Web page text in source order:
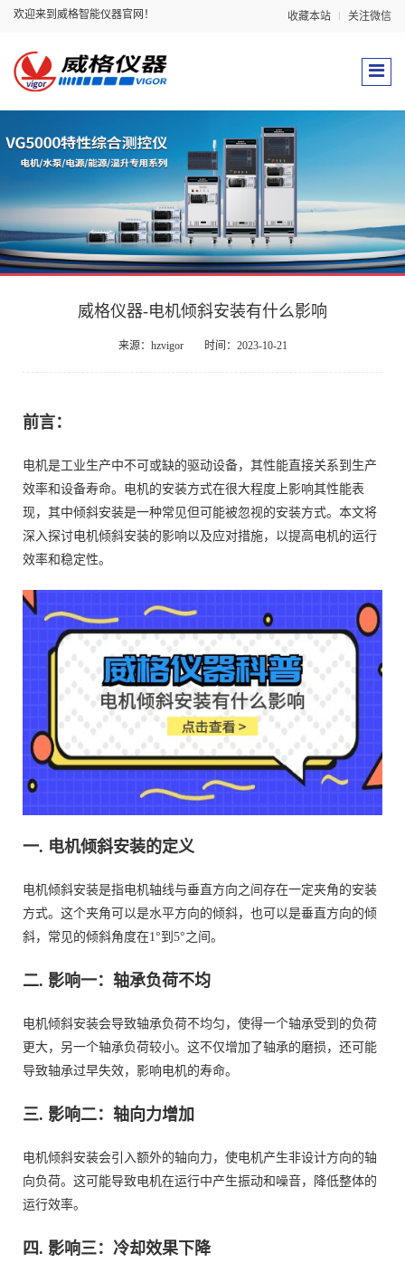
欢迎来到威格智能仪器官网！ 收藏本站 关注微信
威格仪器-电机倾斜安装有什么影响
来源：hzvigor 时间：2023-10-21
前言：
电机是工业生产中不可或缺的驱动设备，其性能直接关系到生产
效率和设备寿命。电机的安装方式在很大程度上影响其性能表
现，其中倾斜安装是一种常见但可能被忽视的安装方式。本文将
深入探讨电机倾斜安装的影响以及应对措施，以提高电机的运行
效率和稳定性。
一. 电机倾斜安装的定义
电机倾斜安装是指电机轴线与垂直方向之间存在一定夹角的安装
方式。这个夹角可以是水平方向的倾斜，也可以是垂直方向的倾
斜，常见的倾斜角度在1°到5°之间。
二. 影响一：轴承负荷不均
电机倾斜安装会导致轴承负荷不均匀，使得一个轴承受到的负荷
更大，另一个轴承负荷较小。这不仅增加了轴承的磨损，还可能
导致轴承过早失效，影响电机的寿命。
三. 影响二：轴向力增加
电机倾斜安装会引入额外的轴向力，使电机产生非设计方向的轴
向负荷。这可能导致电机在运行中产生振动和噪音，降低整体的
运行效率。
四. 影响三：冷却效果下降